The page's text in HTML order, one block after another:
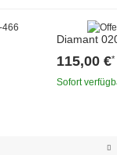
Diamant 020-
115,00 €*
Sofort verfügbar